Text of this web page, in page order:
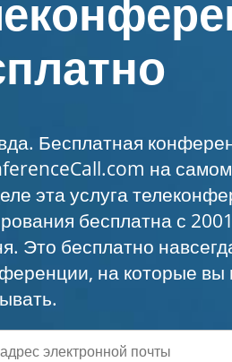
Бесплатная
на
эта услуга
бесплатна с
Это бесплатно
на которые вы